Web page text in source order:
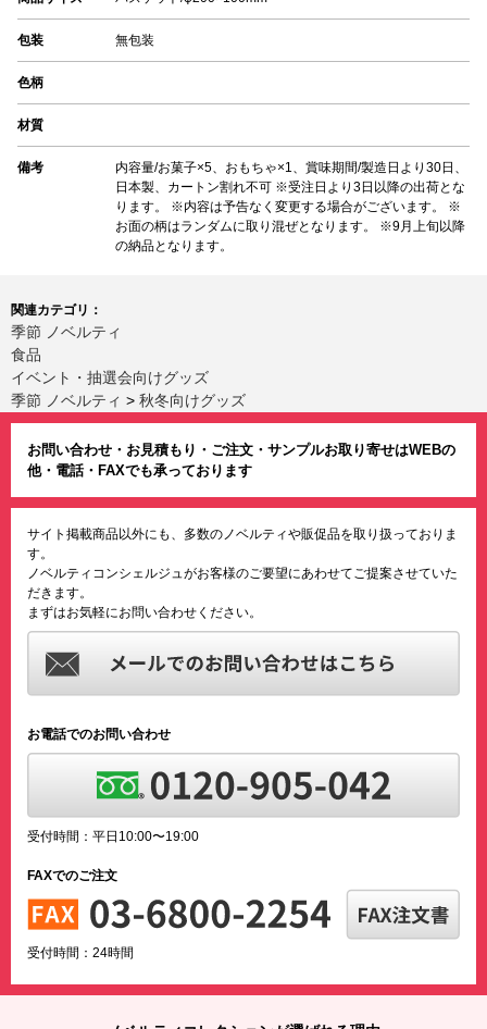
包装 無包装
色柄
材質
備考
内容量/お菓子×5、おもちゃ×1、賞味期間/製造日より30日、
日本製、カートン割れ不可 ※受注日より3日以降の出荷とな
ります。 ※内容は予告なく変更する場合がございます。 ※
お面の柄はランダムに取り混ぜとなります。 ※9月上旬以降
の納品となります。
関連カテゴリ：
季節 ノベルティ
食品
イベント・抽選会向けグッズ
季節 ノベルティ > 秋冬向けグッズ
お問い合わせ・お見積もり・ご注文・サンプルお取り寄せはWEBの
他・電話・FAXでも承っております
サイト掲載商品以外にも、多数のノベルティや販促品を取り扱っておりま
す。
ノベルティコンシェルジュがお客様のご要望にあわせてご提案させていた
だきます。
まずはお気軽にお問い合わせください。
お電話でのお問い合わせ
受付時間：平日10:00〜19:00
FAXでのご注文
受付時間：24時間